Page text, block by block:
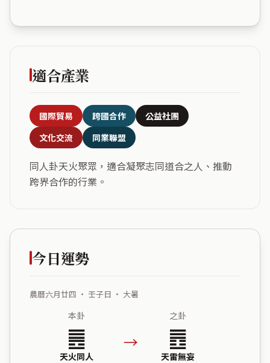
適合產業
國際貿易 跨國合作
公益社團
文化交流
同業聯盟
同人卦天火聚眾，適合凝聚志同道合之人、推動
跨界合作的行業。
今日運勢
農曆六月廿四 ・ 壬子日 ・ 大暑
本卦
䷌
天火同人
→
之卦
䷘
天雷無妄